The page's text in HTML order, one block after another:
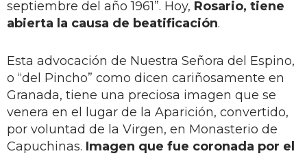
septiembre del año 1961”. Hoy, Rosario, tiene
abierta la causa de beatificación.
Esta advocación de Nuestra Señora del Espino,
o “del Pincho” como dicen cariñosamente en
Granada, tiene una preciosa imagen que se
venera en el lugar de la Aparición, convertido,
por voluntad de la Virgen, en Monasterio de
Capuchinas. Imagen que fue coronada por el